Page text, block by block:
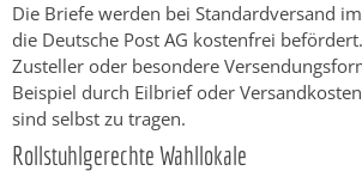
Die Briefe werden bei Standardversand
die Deutsche Post AG kostenfrei
Zusteller oder besondere
Beispiel durch Eilbrief oder
sind selbst zu tragen.
Rollstuhlgerechte Wahllokale